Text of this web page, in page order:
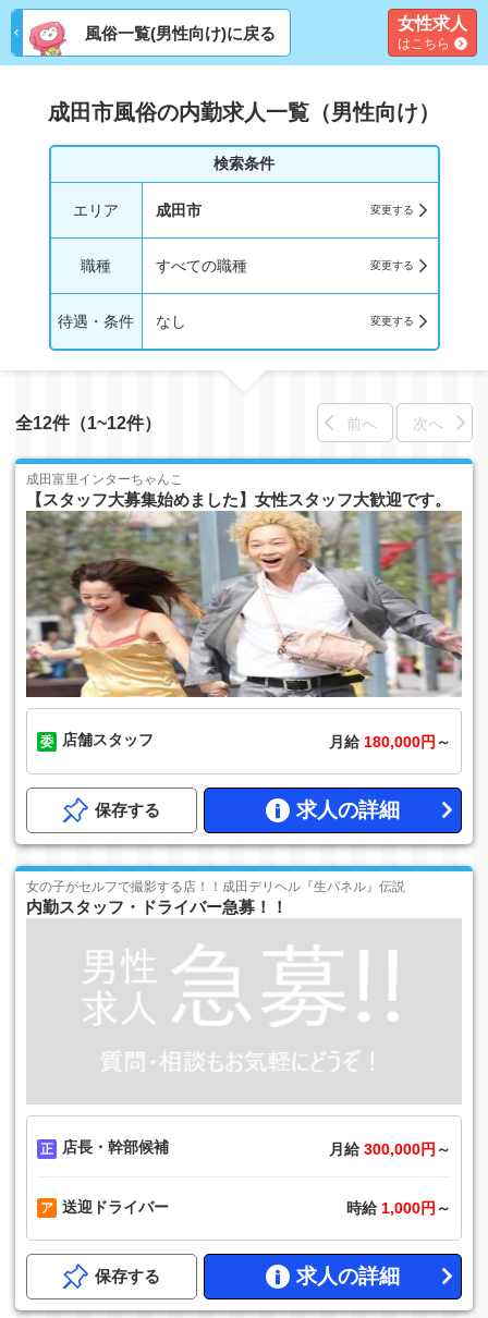
風俗一覧(男性向け)に戻る
女性求人
はこちら
成田市風俗の内勤求人一覧（男性向け）
検索条件
エリア 成田市
職種 すべての職種
待遇・条件 なし
全12件（1~12件） 前へ 次へ
成田富里インターちゃんこ
【スタッフ大募集始めました】女性スタッフ大歓迎です。
店舗スタッフ 月給 180,000円 ～
保存する 求人の詳細
女の子がセルフで撮影する店！！成田デリヘル『生パネル』伝説
内勤スタッフ・ドライバー急募！！
店長・幹部候補 月給 300,000円 ～
送迎ドライバー 時給 1,000円 ～
保存する 求人の詳細